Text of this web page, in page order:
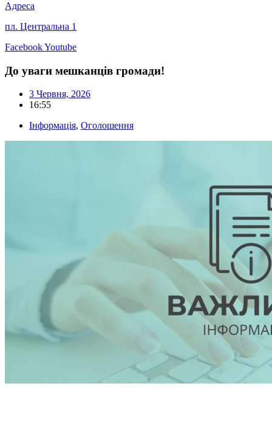
Адреса
пл. Центральна 1
FacebookYoutube
До уваги мешканців громади!
3 Червня, 2026
16:55
Інформація, Оголошення